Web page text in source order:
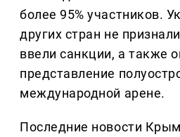
более 95% участников.
других стран не
ввели санкции, а также
представление
международной арене.
Последние новости